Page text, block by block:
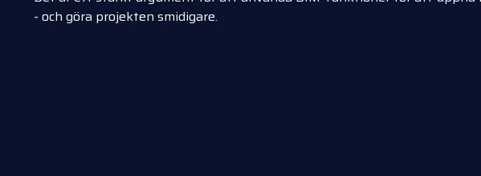
- och göra projekten smidigare.